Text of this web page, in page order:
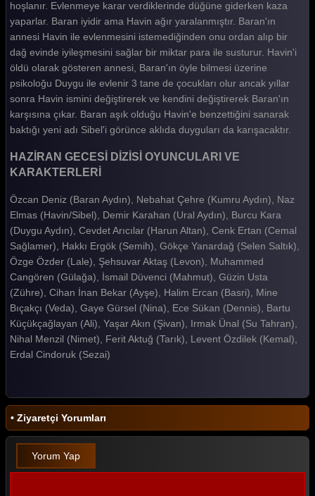
hoşlanır. Evlenmeye karar verdiklerinde düğüne giderken kaza
yaparlar. Baran iyidir ama Havin ağır yaralanmıştır. Baran'ın
annesi Havin ile evlenmesini istemediğinden onu ordan alıp bir
dağ evinde iyileşmesini sağlar bir miktar para ile susturur. Havin'i
öldü olarak gösteren annesi, Baran'ın öyle bilmesi üzerine
psikoloğu Duygu ile evlenir 3 tane de çocukları olur ancak yıllar
sonra Havin ismini değiştirerek ve kendini değiştirerek Baran'ın
karşısına çıkar. Baran aşık olduğu Havin'e benzettiğini sanarak
baktığı yeni adı Sibel'i görünce aklıda duyguları da karışacaktır.
HAZİRAN GECESİ DİZİSİ OYUNCULARI VE
KARAKTERLERİ
Özcan Deniz (Baran Aydın), Nebahat Çehre (Kumru Aydın), Naz
Elmas (Havin/Sibel), Demir Karahan (Ural Aydın), Burcu Kara
(Duygu Aydın), Cevdet Arıcılar (Harun Altan), Cenk Ertan (Cemal
Sağlamer), Hakkı Ergök (Semih), Gökçe Yanardağ (Selen Saltık),
Özge Özder (Lale), Şehsuvar Aktaş (Levon), Muhammed
Cangören (Gülağa), İsmail Düvenci (Mahmut), Güzin Usta
(Zühre), Cihan İnan Bekar (Ayşe), Halim Ercan (Basri), Mine
Bıçakçı (Veda), Gaye Gürsel (Nina), Ece Sükan (Dennis), Bartu
Küçükçağlayan (Ali), Yaşar Akın (Şivan), Irmak Ünal (Su Tahran),
Nihal Menzil (Nimet), Ferit Aktuğ (Tarık), Levent Özdilek (Kemal),
Erdal Cindoruk (Sezai)
• Ziyaretçi Yorumları
Yorum Yap